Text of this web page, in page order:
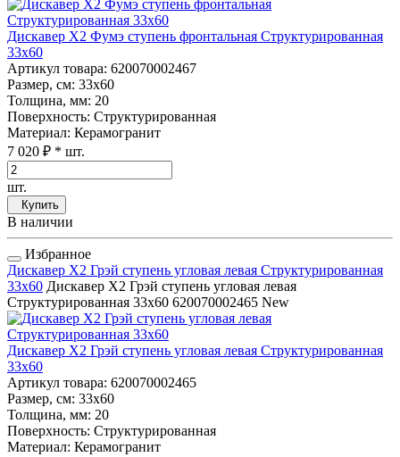
Дискавер Х2 Фумэ ступень фронтальная Структурированная
33x60
Артикул товара: 620070002467
Размер, см: 33x60
Толщина, мм: 20
Поверхность: Структурированная
Материал: Керамогранит
7 020 ₽ * шт.
шт.
Купить
В наличии
Избранное
Дискавер Х2 Грэй ступень угловая левая Структурированная
33x60 Дискавер Х2 Грэй ступень угловая левая
Структурированная 33x60 620070002465 New
Дискавер Х2 Грэй ступень угловая левая Структурированная
33x60
Артикул товара: 620070002465
Размер, см: 33x60
Толщина, мм: 20
Поверхность: Структурированная
Материал: Керамогранит